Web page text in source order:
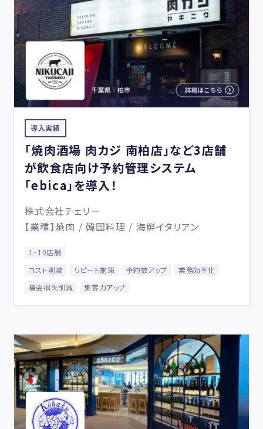
導入実績
「焼肉酒場 肉カジ 南柏店」など3店舗
が飲食店向け予約管理システム
「ebica」を導入！
株式会社チェリー
【業種】焼肉 / 韓国料理 / 海鮮イタリアン
1~10店舗
コスト削減
リピート施策 予約数アップ
業務効率化
機会損失削減
集客力アップ